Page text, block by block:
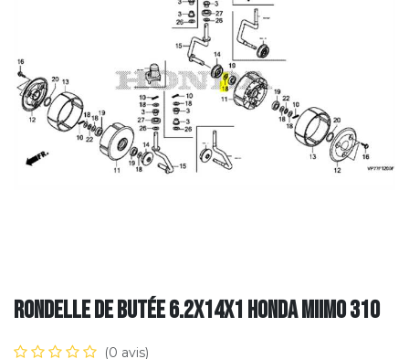
Rondelle de butée 6.2x14x1 HONDA Miimo 310
(0 avis)